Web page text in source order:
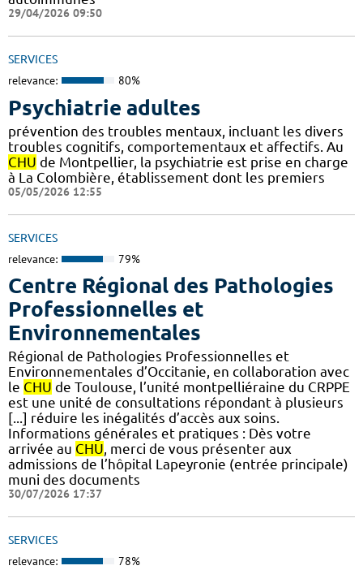
29/04/2026 09:50
SERVICES
relevance: 80%
Psychiatrie adultes
prévention des troubles mentaux, incluant les divers
troubles cognitifs, comportementaux et affectifs. Au
CHU de Montpellier, la psychiatrie est prise en charge
à La Colombière, établissement dont les premiers
05/05/2026 12:55
SERVICES
relevance: 79%
Centre Régional des Pathologies
Professionnelles et
Environnementales
Régional de Pathologies Professionnelles et
Environnementales d’Occitanie, en collaboration avec
le CHU de Toulouse, l’unité montpelliéraine du CRPPE
est une unité de consultations répondant à plusieurs
[...] réduire les inégalités d’accès aux soins.
Informations générales et pratiques : Dès votre
arrivée au CHU, merci de vous présenter aux
admissions de l’hôpital Lapeyronie (entrée principale)
muni des documents
30/07/2026 17:37
SERVICES
relevance: 78%